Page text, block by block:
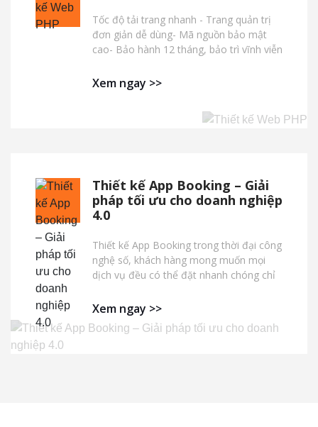
Tốc độ tải trang nhanh - Trang quản trị
đơn giản dễ dùng- Mã nguồn bảo mật
cao- Bảo hành 12 tháng, bảo trì vĩnh viễn
Xem ngay >>
Thiết kế App Booking – Giải
pháp tối ưu cho doanh nghiệp
4.0
Thiết kế App Booking trong thời đại công
nghệ số, khách hàng mong muốn mọi
dịch vụ đều có thể đặt nhanh chóng chỉ
Chính vì vậy, ứng dụng booking (đặt lịch
– đặt xe – thuê dịch vụ…) đã trở thành
xu hướng tất yếu giúp doanh nghiệp
Xem ngay >>